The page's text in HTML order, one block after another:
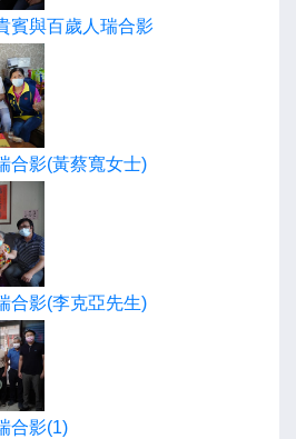
賓與百歲人瑞合影
合影(黃蔡寬女士)
合影(李克亞先生)
合影(1)